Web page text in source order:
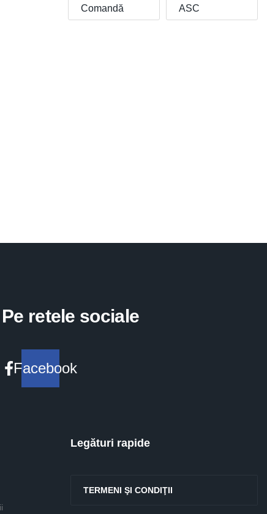
Pe retele sociale
Facebook
Legături rapide
TERMENI ŞI CONDIŢII